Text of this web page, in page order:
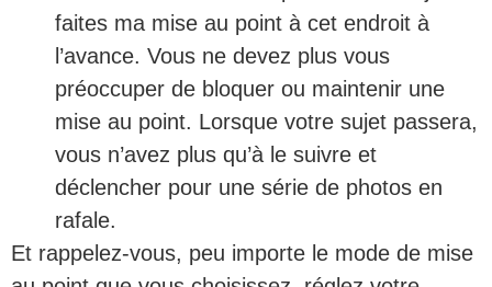
faites ma mise au point à cet endroit à
l’avance. Vous ne devez plus vous
préoccuper de bloquer ou maintenir une
mise au point. Lorsque votre sujet passera,
vous n’avez plus qu’à le suivre et
déclencher pour une série de photos en
rafale.
Et rappelez-vous, peu importe le mode de mise